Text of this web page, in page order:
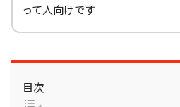
って人向けです
目次